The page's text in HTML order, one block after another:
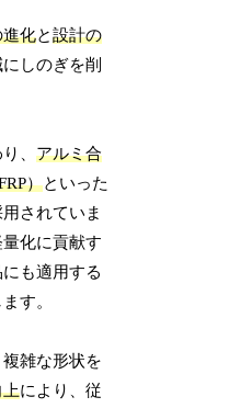
進化と設計の
しのぎを削
り、アルミ合
）といった
されていま
化に貢献す
も適用する
す。
雑な形状を
上により、従